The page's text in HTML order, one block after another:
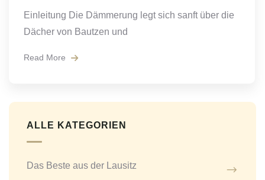
Einleitung Die Dämmerung legt sich sanft über die
Dächer von Bautzen und
Read More
ALLE KATEGORIEN
Das Beste aus der Lausitz